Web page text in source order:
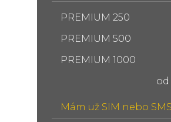
PREMIUM 250
PREMIUM 500
PREMIUM 1000
od
Mám už SIM nebo SMS